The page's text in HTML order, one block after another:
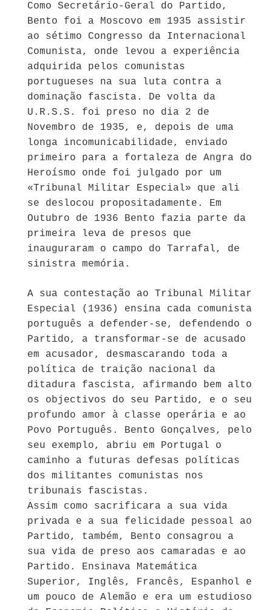
Como Secretário-Geral do Partido,
Bento foi a Moscovo em 1935 assistir
ao sétimo Congresso da Internacional
Comunista, onde levou a experiência
adquirida pelos comunistas
portugueses na sua luta contra a
dominação fascista. De volta da
U.R.S.S. foi preso no dia 2 de
Novembro de 1935, e, depois de uma
longa incomunicabilidade, enviado
primeiro para a fortaleza de Angra do
Heroísmo onde foi julgado por um
«Tribunal Militar Especial» que ali
se deslocou propositadamente. Em
Outubro de 1936 Bento fazia parte da
primeira leva de presos que
inauguraram o campo do Tarrafal, de
sinistra memória.
A sua contestação ao Tribunal Militar
Especial (1936) ensina cada comunista
português a defender-se, defendendo o
Partido, a transformar-se de acusado
em acusador, desmascarando toda a
política de traição nacional da
ditadura fascista, afirmando bem alto
os objectivos do seu Partido, e o seu
profundo amor à classe operária e ao
Povo Português. Bento Gonçalves, pelo
seu exemplo, abriu em Portugal o
caminho a futuras defesas políticas
dos militantes comunistas nos
tribunais fascistas.
Assim como sacrificara a sua vida
privada e a sua felicidade pessoal ao
Partido, também, Bento consagrou a
sua vida de preso aos camaradas e ao
Partido. Ensinava Matemática
Superior, Inglês, Francês, Espanhol e
um pouco de Alemão e era um estudioso